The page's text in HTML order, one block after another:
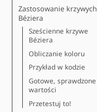
Zastosowanie krzywych
Béziera
Sześcienne krzywe
Béziera
Obliczanie koloru
Przykład w kodzie
Gotowe, sprawdzone
wartości
Przetestuj to!